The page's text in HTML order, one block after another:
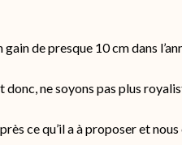
de presque 10 cm dans
ne soyons pas plus
ce qu’il a à proposer et